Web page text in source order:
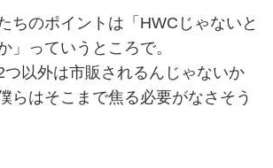
ちのポイントは「HWCじゃないと
」っていうところで。
つ以外は市販されるんじゃないか
らはそこまで焦る必要がなさそう